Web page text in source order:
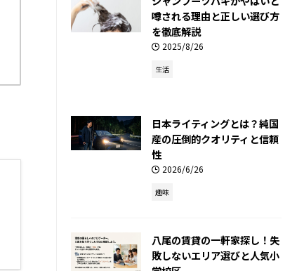
噂される理由と正しい選び方
を徹底解説
2025/8/26
生活
日本ライティングとは？純国
産の圧倒的クオリティと信頼
性
2026/6/26
趣味
八尾の賃貸の一軒家探し！失
敗しないエリア選びと人気小